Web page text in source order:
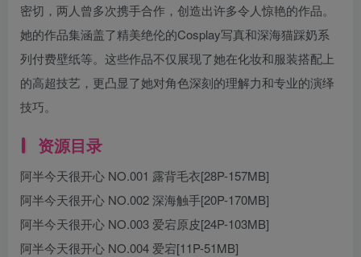
密切，两人曾多次携手合作，创造出许多令人惊艳的作品。
她的作品集涵盖了精美绝伦的Cosplay写真和深海猫踩奶系
列付费壁纸等。这些作品不仅展现了她在化妆和服装搭配上
的高超技艺，更凸显了她对角色深刻的理解力和专业的演绎
技巧。
资源目录
阿半今天很开心 NO.001 露背毛衣[28P-157MB]
阿半今天很开心 NO.002 深海触手[20P-170MB]
阿半今天很开心 NO.003 爱宕原皮[24P-103MB]
阿半今天很开心 NO.004 爱宕[11P-51MB]